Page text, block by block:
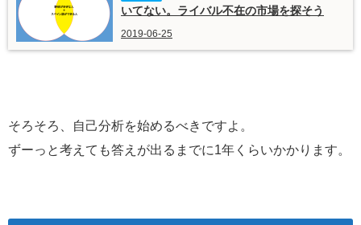
いてない。ライバル不在の市場を探そう
2019-06-25
そろそろ、自己分析を始めるべきですよ。
ずーっと考えても答えが出るまでに1年くらいかかります。